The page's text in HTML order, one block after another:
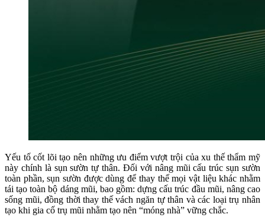
Yếu tố cốt lõi tạo nên những ưu điểm vượt trội của xu thế thẩm mỹ
này chính là sụn sườn tự thân. Đối với nâng mũi cấu trúc sụn sườn
toàn phần, sụn sườn được dùng để thay thế mọi vật liệu khác nhằm
tái tạo toàn bộ dáng mũi, bao gồm: dựng cấu trúc đầu mũi, nâng cao
sống mũi, đồng thời thay thế vách ngăn tự thân và các loại trụ nhân
tạo khi gia cố trụ mũi nhằm tạo nên “móng nhà” vững chắc.